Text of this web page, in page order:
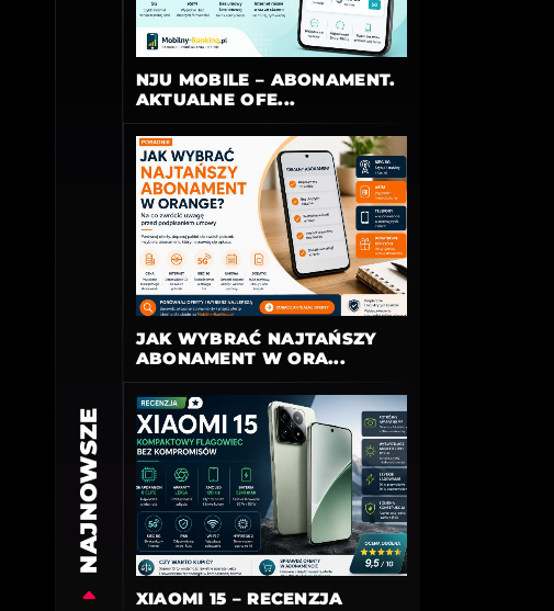
NAJNOWSZE
NJU MOBILE – ABONAMENT.
AKTUALNE OFE...
JAK WYBRAĆ NAJTAŃSZY
ABONAMENT W ORA...
XIAOMI 15 – RECENZJA